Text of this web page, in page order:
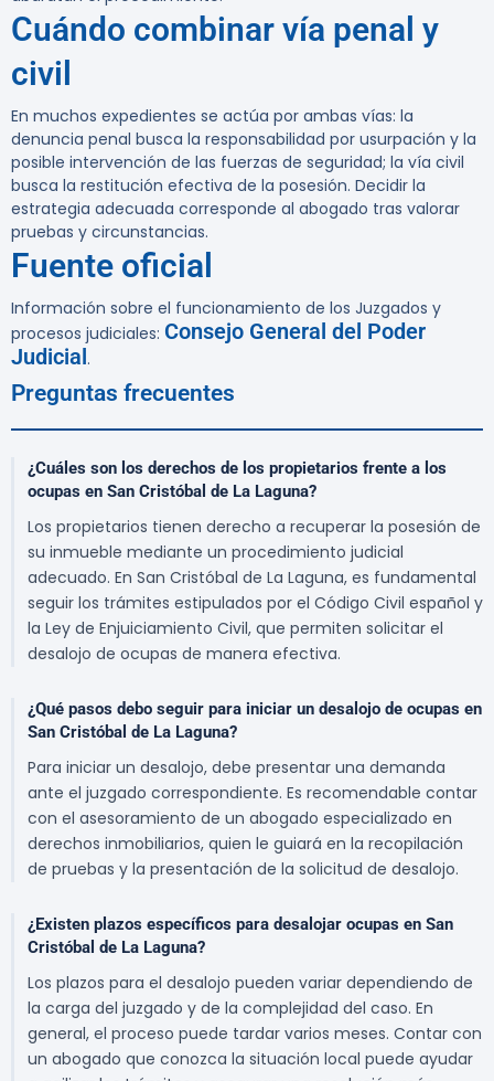
Cuándo combinar vía penal y
civil
En muchos expedientes se actúa por ambas vías: la
denuncia penal busca la responsabilidad por usurpación y la
posible intervención de las fuerzas de seguridad; la vía civil
busca la restitución efectiva de la posesión. Decidir la
estrategia adecuada corresponde al abogado tras valorar
pruebas y circunstancias.
Fuente oficial
Información sobre el funcionamiento de los Juzgados y
procesos judiciales: Consejo General del Poder
Judicial.
Preguntas frecuentes
¿Cuáles son los derechos de los propietarios frente a los
ocupas en San Cristóbal de La Laguna?
Los propietarios tienen derecho a recuperar la posesión de
su inmueble mediante un procedimiento judicial
adecuado. En San Cristóbal de La Laguna, es fundamental
seguir los trámites estipulados por el Código Civil español y
la Ley de Enjuiciamiento Civil, que permiten solicitar el
desalojo de ocupas de manera efectiva.
¿Qué pasos debo seguir para iniciar un desalojo de ocupas en
San Cristóbal de La Laguna?
Para iniciar un desalojo, debe presentar una demanda
ante el juzgado correspondiente. Es recomendable contar
con el asesoramiento de un abogado especializado en
derechos inmobiliarios, quien le guiará en la recopilación
de pruebas y la presentación de la solicitud de desalojo.
¿Existen plazos específicos para desalojar ocupas en San
Cristóbal de La Laguna?
Los plazos para el desalojo pueden variar dependiendo de
la carga del juzgado y de la complejidad del caso. En
general, el proceso puede tardar varios meses. Contar con
un abogado que conozca la situación local puede ayudar